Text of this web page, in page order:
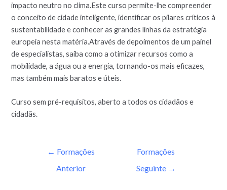
impacto neutro no clima.Este curso permite-lhe compreender
o conceito de cidade inteligente, identificar os pilares críticos à
sustentabilidade e conhecer as grandes linhas da estratégia
europeia nesta matéria.Através de depoimentos de um painel
de especialistas, saiba como a otimizar recursos como a
mobilidade, a água ou a energia, tornando-os mais eficazes,
mas também mais baratos e úteis.
Curso sem pré-requisitos, aberto a todos os cidadãos e
cidadãs.
← Formações
Anterior
Formações
Seguinte →